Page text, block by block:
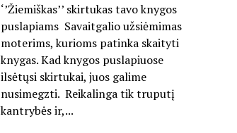
‘’Žiemiškas’’ skirtukas tavo knygos
puslapiams Savaitgalio užsiėmimas
moterims, kurioms patinka skaityti
knygas. Kad knygos puslapiuose
ilsėtųsi skirtukai, juos galime
nusimegzti. Reikalinga tik truputį
kantrybės ir,...